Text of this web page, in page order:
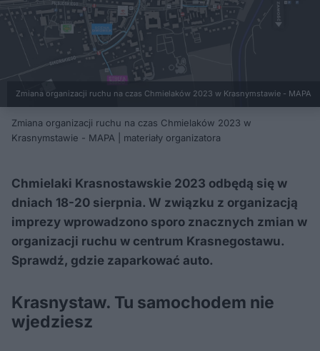
Zmiana organizacji ruchu na czas Chmielaków 2023 w Krasnymstawie - MAPA
Zmiana organizacji ruchu na czas Chmielaków 2023 w
Krasnymstawie - MAPA | materiały organizatora
Chmielaki Krasnostawskie 2023 odbędą się w
dniach 18-20 sierpnia. W związku z organizacją
imprezy wprowadzono sporo znacznych zmian w
organizacji ruchu w centrum Krasnegostawu.
Sprawdź, gdzie zaparkować auto.
Krasnystaw. Tu samochodem nie
wjedziesz